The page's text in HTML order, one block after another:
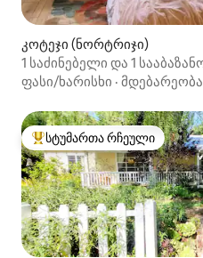
კოტეჯი (ნორტრიჯი)
1 საძინებელი და 1
24/7 — აბაზანა — პატიო —
ფასი/ხარისხი · მდებარეობა
სტუმართა რჩეული მოწინავე
სტუმართა რჩეული